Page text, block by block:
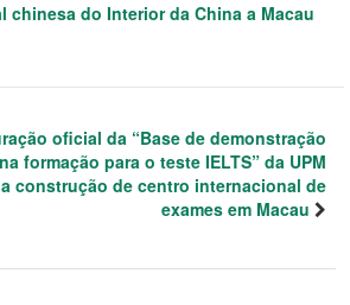
chinesa do Interior da China a Macau
oficial da “Base de demonstração
formação para o teste IELTS” da UPM
construção de centro internacional de
exames em Macau